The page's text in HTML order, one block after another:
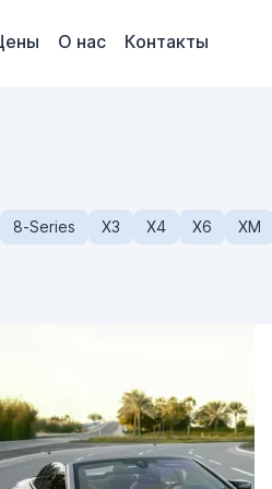
О нас Контакты
8-Series X3 X4 X6 XM